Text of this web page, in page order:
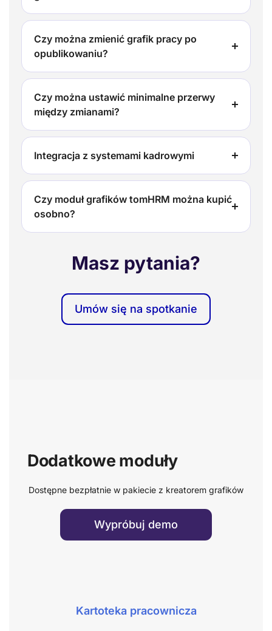
Czy można zmienić grafik pracy po
opublikowaniu?
Czy można ustawić minimalne przerwy
między zmianami?
Integracja z systemami kadrowymi
Czy moduł grafików tomHRM można kupić
osobno?
Masz pytania?
Umów się na spotkanie
Dodatkowe moduły
Dostępne bezpłatnie w pakiecie z kreatorem grafików
Wypróbuj demo
Kartoteka pracownicza